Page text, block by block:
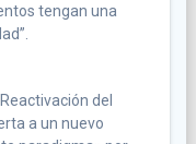
tengan una
del
a un nuevo